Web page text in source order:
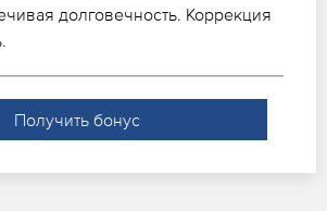
долговечность. Коррекция
Получить бонус